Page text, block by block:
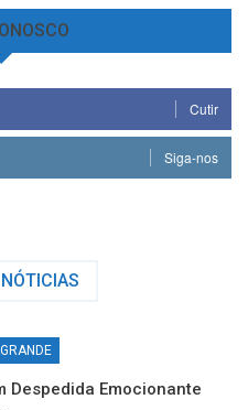
Cutir
Siga-nos
Despedida Emocionante